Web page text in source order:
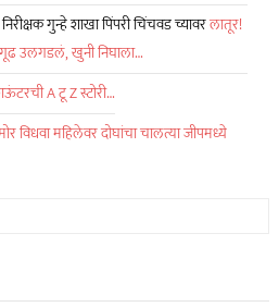
गुन्हे शाखा पिंपरी चिंचवडच्यावरलातूर!
उलगडलं, खुनी निघाला…
A टू Z स्टोरी…
विधवा महिलेवर दोघांचा चालत्या जीपमध्ये